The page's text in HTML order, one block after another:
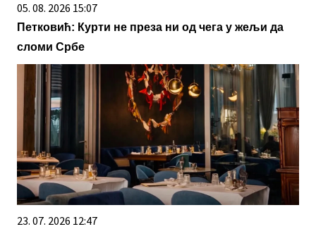
05. 08. 2026 15:07
Петковић: Курти не преза ни од чега у жељи да
сломи Србе
23. 07. 2026 12:47